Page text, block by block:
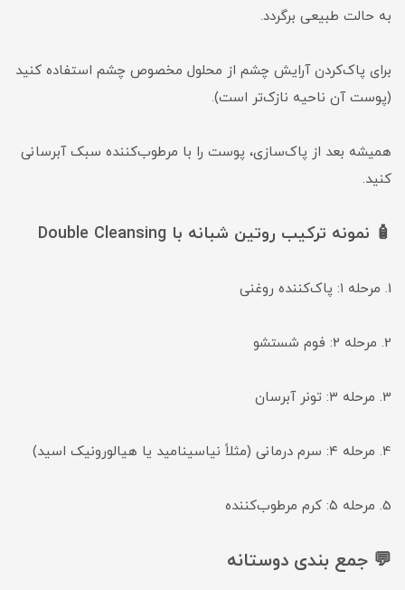
به حالت طبیعی برگردد.
برای پاک‌کردن آرایش چشم از محلول مخصوص چشم استفاده کنید
(پوست آن ناحیه نازک‌تر است).
همیشه بعد از پاک‌سازی، پوست را با مرطوب‌کننده سبک آبرسانی
کنید.
🧴 نمونه ترکیب روتین شبانه با Double Cleansing
1. مرحله ۱: پاک‌کننده روغنی
2. مرحله ۲: فوم شستشو
3. مرحله ۳: تونر آبرسان
4. مرحله ۴: سرم درمانی (مثلاً نیاسینامید یا هیالورونیک اسید)
5. مرحله ۵: کرم مرطوب‌کننده
💬 جمع بندی دوستانه